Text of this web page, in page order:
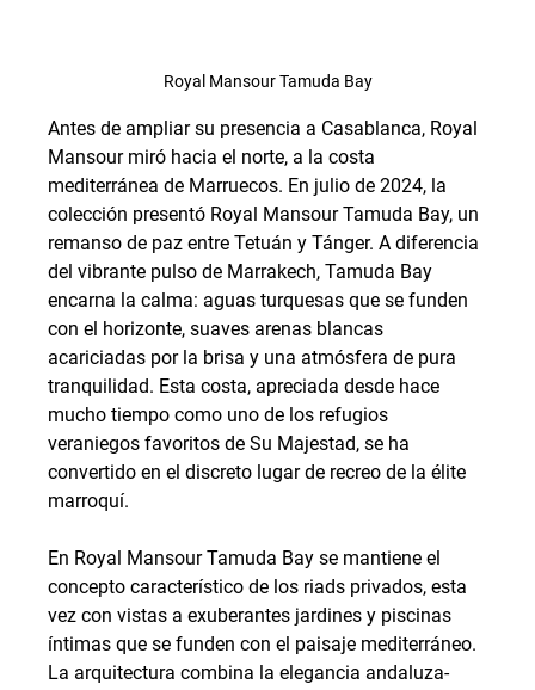
Royal Mansour Tamuda Bay
Antes de ampliar su presencia a Casablanca, Royal
Mansour miró hacia el norte, a la costa
mediterránea de Marruecos. En julio de 2024, la
colección presentó Royal Mansour Tamuda Bay, un
remanso de paz entre Tetuán y Tánger. A diferencia
del vibrante pulso de Marrakech, Tamuda Bay
encarna la calma: aguas turquesas que se funden
con el horizonte, suaves arenas blancas
acariciadas por la brisa y una atmósfera de pura
tranquilidad. Esta costa, apreciada desde hace
mucho tiempo como uno de los refugios
veraniegos favoritos de Su Majestad, se ha
convertido en el discreto lugar de recreo de la élite
marroquí.
En Royal Mansour Tamuda Bay se mantiene el
concepto característico de los riads privados, esta
vez con vistas a exuberantes jardines y piscinas
íntimas que se funden con el paisaje mediterráneo.
La arquitectura combina la elegancia andaluza-